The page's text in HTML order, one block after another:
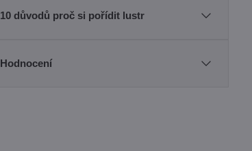
10 důvodů proč si pořídit lustr
Hodnocení